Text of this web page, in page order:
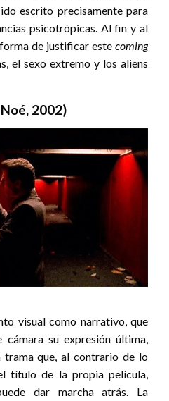
escrito precisamente para
psicotrópicas. Al fin y al
de justificar este coming
el sexo extremo y los aliens
2002)
visual como narrativo, que
cámara su expresión última,
trama que, al contrario de lo
título de la propia película,
dar marcha atrás. La